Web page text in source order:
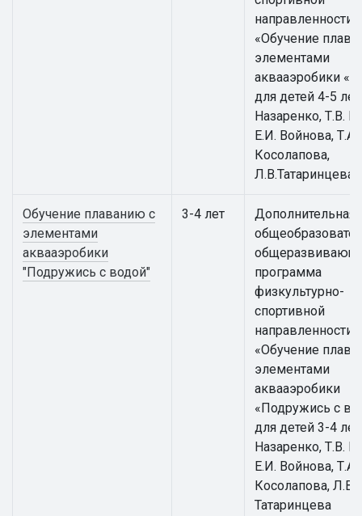
направленности
«Обучение
элементами
аквааэробики
для детей 4-5
Назаренко, Т.В.
Е.И. Войнова, Т.А.
Косолапова,
Л.В.Татаринцева
Обучение плаванию с
элементами
аквааэробики
"Подружись с водой"
3-4 лет
Дополнительная
программа
физкультурно-
спортивной
направленности
«Обучение
элементами
аквааэробики
«Подружись с
для детей 3-4
Назаренко, Т.В.
Е.И. Войнова, Т.А.
Косолапова, Л.В.
Татаринцева